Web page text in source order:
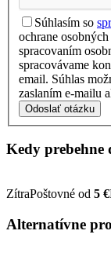
Súhlasím so
ochrane
spracovaním
spracovávame
email. Súhlas
zaslaním e-mailu
Odoslať otázku
Kedy prebehne
ZítraPoštovné od 5 €
Alternatívne